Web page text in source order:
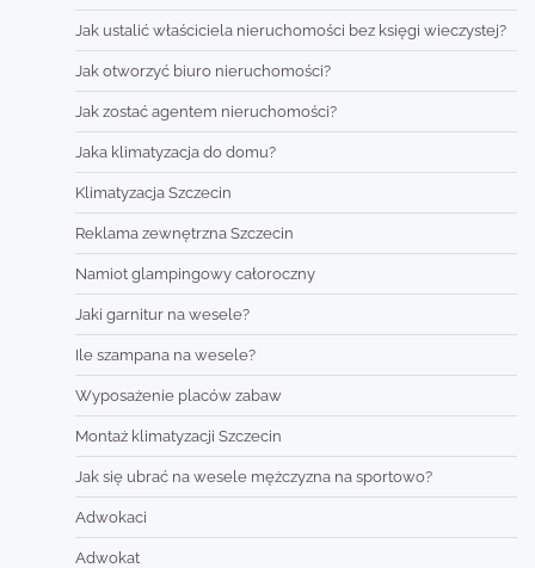
Jak ustalić właściciela nieruchomości bez księgi wieczystej?
Jak otworzyć biuro nieruchomości?
Jak zostać agentem nieruchomości?
Jaka klimatyzacja do domu?
Klimatyzacja Szczecin
Reklama zewnętrzna Szczecin
Namiot glampingowy całoroczny
Jaki garnitur na wesele?
Ile szampana na wesele?
Wyposażenie placów zabaw
Montaż klimatyzacji Szczecin
Jak się ubrać na wesele mężczyzna na sportowo?
Adwokaci
Adwokat